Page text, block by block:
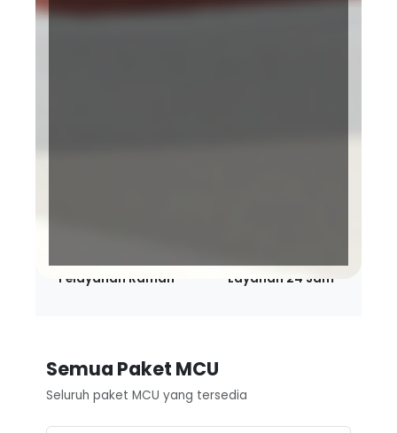
Pelayanan Ramah Layanan 24 Jam
Semua Paket MCU
Seluruh paket MCU yang tersedia